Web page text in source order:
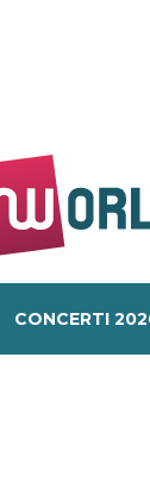
CONCERTI